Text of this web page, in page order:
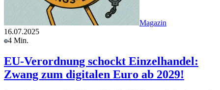
Magazin
16.07.2025
4 Min.
EU-Verordnung schockt Einzelhandel:
Zwang zum digitalen Euro ab 2029!